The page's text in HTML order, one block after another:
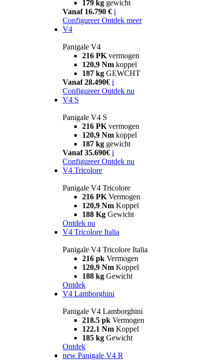
179 kg gewicht
Vanaf 16.790 € i
Configureer Ontdek meer
V4
Panigale V4
216 PK vermogen
120,9 Nm koppel
187 kg GEWCHT
Vanaf 28.490€ i
Configureer Ontdek nu
V4 S
Panigale V4 S
216 PK vermogen
120,9 Nm koppel
187 kg gewicht
Vanaf 35.690€ i
Configureer Ontdek nu
V4 Tricolore
Panigale V4 Tricolore
216 PK Vermogen
120,9 Nm Koppel
188 Kg Gewicht
Ontdek nu
V4 Tricolore Italia
Panigale V4 Tricolore Italia
216 pk Vermogen
120,9 Nm Koppel
188 kg Gewicht
Ontdek
V4 Lamborghini
Panigale V4 Lamborghini
218.5 pk Vermogen
122.1 Nm Koppel
185 kg Gewicht
Ontdek
new Panigale V4 R